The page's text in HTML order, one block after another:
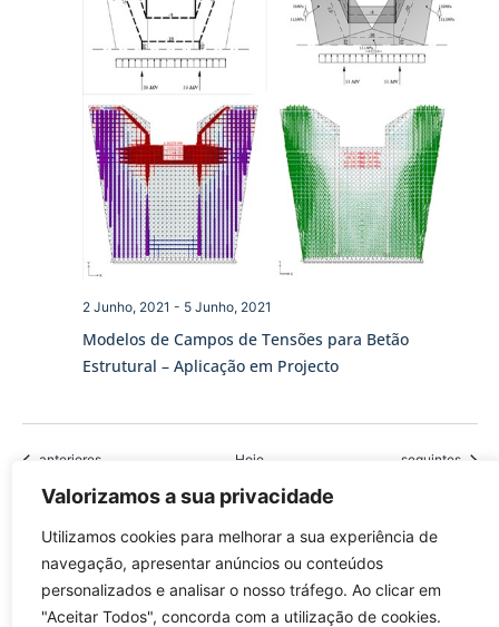
Valorizamos a sua privacidade
Utilizamos cookies para melhorar a sua experiência de
navegação, apresentar anúncios ou conteúdos
personalizados e analisar o nosso tráfego. Ao clicar em
"Aceitar Todos", concorda com a utilização de cookies.
Modelos de Campos de Tensões para Betão
Estrutural – Aplicação em Projecto
2 Junho, 2021 - 5 Junho, 2021
Eventos
anteriores Hoje Eventos
seguintes
Subscrever o calendário